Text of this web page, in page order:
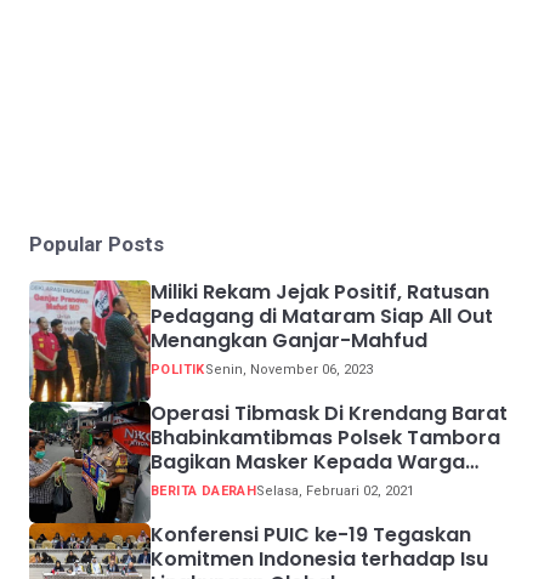
Popular Posts
Miliki Rekam Jejak Positif, Ratusan
Pedagang di Mataram Siap All Out
Menangkan Ganjar-Mahfud
POLITIKSenin, November 06, 2023
Operasi Tibmask Di Krendang Barat
Bhabinkamtibmas Polsek Tambora
Bagikan Masker Kepada Warga
Pelanggar Prokes
BERITA DAERAHSelasa, Februari 02, 2021
Konferensi PUIC ke-19 Tegaskan
Komitmen Indonesia terhadap Isu